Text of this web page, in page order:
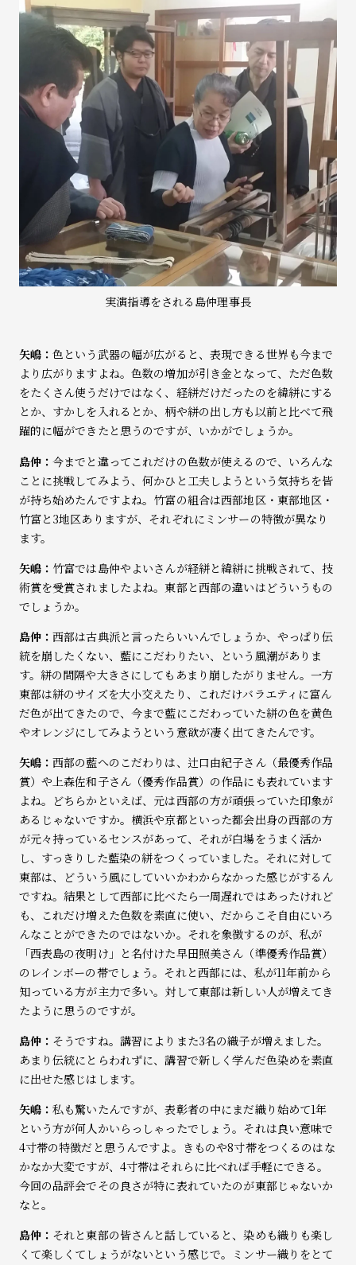
実演指導をされる島仲理事長
矢嶋：色という武器の幅が広がると、表現できる世界も今まで
より広がりますよね。色数の増加が引き金となって、ただ色数
をたくさん使うだけではなく、経絣だけだったのを緯絣にする
とか、すかしを入れるとか、柄や絣の出し方も以前と比べて飛
躍的に幅ができたと思うのですが、いかがでしょうか。
島仲：今までと違ってこれだけの色数が使えるので、いろんな
ことに挑戦してみよう、何かひと工夫しようという気持ちを皆
が持ち始めたんですよね。竹富の組合は西部地区・東部地区・
竹富と3地区ありますが、それぞれにミンサーの特徴が異なり
ます。
矢嶋： 竹富では島仲やよいさんが経絣と緯絣に挑戦されて、技
術賞を受賞されましたよね。東部と西部の違いはどういうもの
でしょうか。
島仲：西部は古典派と言ったらいいんでしょうか、やっぱり伝
統を崩したくない、藍にこだわりたい、という風潮がありま
す。絣の間隔や大きさにしてもあまり崩したがりません。一方
東部は絣のサイズを大小交えたり、これだけバラエティに富ん
だ色が出てきたので、今まで藍にこだわっていた絣の色を黄色
やオレンジにしてみようという意欲が凄く出てきたんです。
矢嶋：西部の藍へのこだわりは、辻口由紀子さん（最優秀作品
賞）や上森佐和子さん（優秀作品賞）の作品にも表れています
よね。どちらかといえば、元は西部の方が頑張っていた印象が
あるじゃないですか。横浜や京都といった都会出身の西部の方
が元々持っているセンスがあって、それが白場をうまく活か
し、すっきりした藍染の絣をつくっていました。それに対して
東部は、どういう風にしていいかわからなかった感じがするん
ですね。結果として西部に比べたら一周遅れではあったけれど
も、これだけ増えた色数を素直に使い、だからこそ自由にいろ
んなことができたのではないか。それを象徴するのが、私が
「西表島の夜明け」と名付けた早田照美さん（準優秀作品賞）
のレインボーの帯でしょう。それと西部には、私が11年前から
知っている方が主力で多い。対して東部は新しい人が増えてき
たように思うのですが。
島仲： そうですね。講習によりまた3名の織子が増えました。
あまり伝統にとらわれずに、講習で新しく学んだ色染めを素直
に出せた感じはします。
矢嶋：私も驚いたんですが、表彰者の中にまだ織り始めて1年
という方が何人かいらっしゃったでしょう。それは良い意味で
4寸帯の特徴だと思うんですよ。きものや8寸帯をつくるのはな
かなか大変ですが、4寸帯はそれらに比べれば手軽にできる。
今回の品評会でその良さが特に表れていたのが東部じゃないか
なと。
島仲： それと東部の皆さんと話していると、染めも織りも楽し
くて楽しくてしょうがないという感じで。ミンサー織りをとて